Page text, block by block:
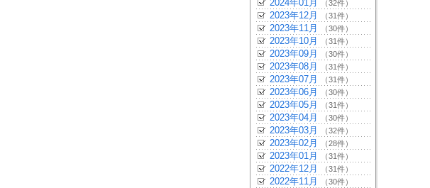
2024年01月 （32件）
2023年12月 （31件）
2023年11月 （30件）
2023年10月 （31件）
2023年09月 （30件）
2023年08月 （31件）
2023年07月 （31件）
2023年06月 （30件）
2023年05月 （31件）
2023年04月 （30件）
2023年03月 （32件）
2023年02月 （28件）
2023年01月 （31件）
2022年12月 （31件）
2022年11月 （30件）